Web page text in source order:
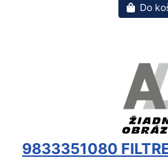
Do
9833351080